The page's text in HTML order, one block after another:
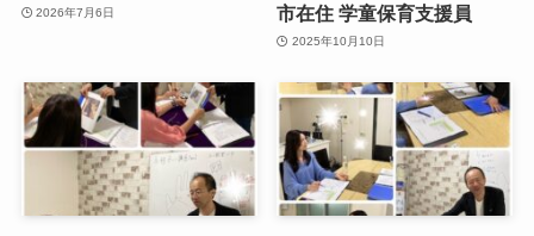
2026年7月6日
市在住 学童保育支援員
2025年10月10日